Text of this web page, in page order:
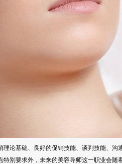
论基础、良好的促销技能、谈判技能、
特别要求外，未来的美容导师这一职业会